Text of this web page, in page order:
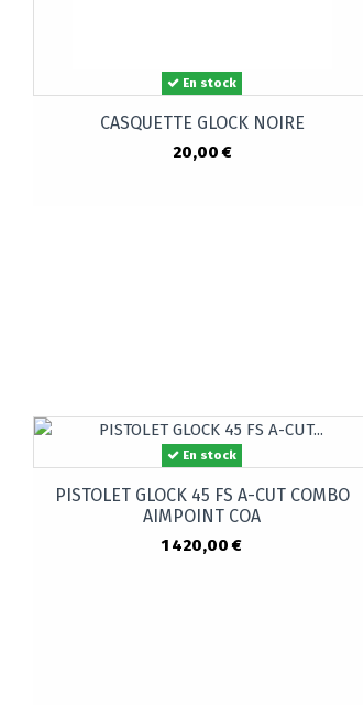
En stock
CASQUETTE GLOCK NOIRE
20,00 €
En stock
PISTOLET GLOCK 45 FS A-CUT COMBO
AIMPOINT COA
1 420,00 €